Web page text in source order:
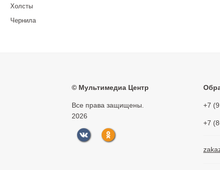
Холсты
Чернила
©Мультимедиа Центр
Все права защищены.
2026
+7
+7